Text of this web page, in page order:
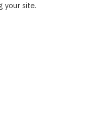
your site.